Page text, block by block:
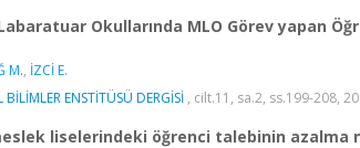
Okullarında MLO Görev yapan
M., İZCİ E.
ENSTİTÜSÜ DERGİSİ , cilt.11, sa.2, ss.199-208,
liselerindeki öğrenci talebinin azalma